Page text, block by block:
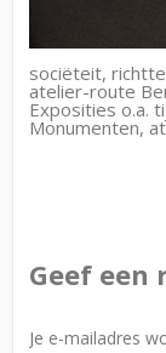
sociëteit,
atelier-route
Exposities o.a.
Monumenten,
Geef een
Je e-mailadres